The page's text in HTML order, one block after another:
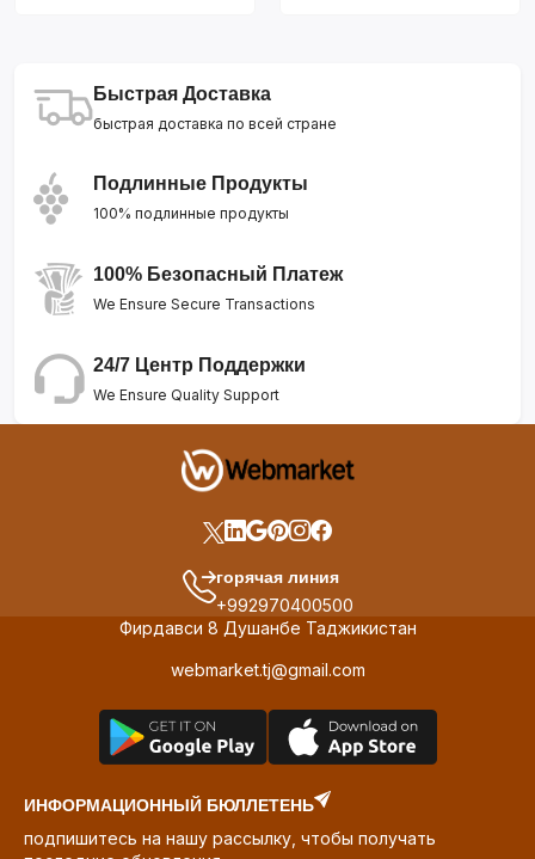
Быстрая Доставка
быстрая доставка по всей стране
Подлинные Продукты
100% подлинные продукты
100% Безопасный Платеж
We Ensure Secure Transactions
24/7 Центр Поддержки
We Ensure Quality Support
горячая линия
+992970400500
Фирдавси 8 Душанбе Таджикистан
webmarket.tj@gmail.com
ИНФОРМАЦИОННЫЙ БЮЛЛЕТЕНЬ
подпишитесь на нашу рассылку, чтобы получать